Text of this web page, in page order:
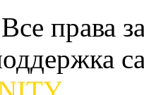
права